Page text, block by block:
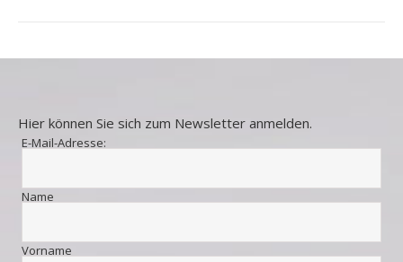
Hier können Sie sich zum Newsletter anmelden.
E-Mail-Adresse:
Name
Vorname